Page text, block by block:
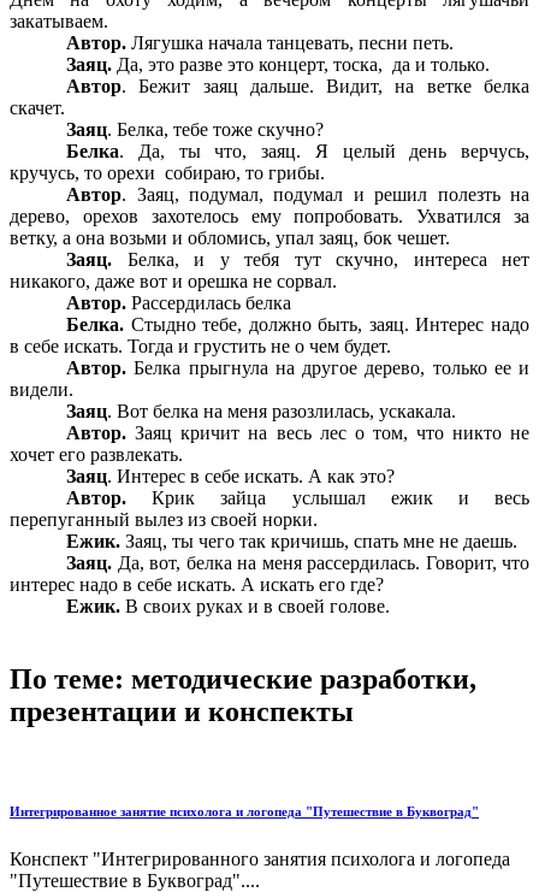
закатываем.
Автор. Лягушка начала танцевать, песни петь.
Заяц. Да, это разве это концерт, тоска, да и только.
Автор. Бежит заяц дальше. Видит, на ветке белка
скачет.
Заяц. Белка, тебе тоже скучно?
Белка. Да, ты что, заяц. Я целый день верчусь,
кручусь, то орехи собираю, то грибы.
Автор. Заяц, подумал, подумал и решил полезть на
дерево, орехов захотелось ему попробовать. Ухватился за
ветку, а она возьми и обломись, упал заяц, бок чешет.
Заяц. Белка, и у тебя тут скучно, интереса нет
никакого, даже вот и орешка не сорвал.
Автор. Рассердилась белка
Белка. Стыдно тебе, должно быть, заяц. Интерес надо
в себе искать. Тогда и грустить не о чем будет.
Автор. Белка прыгнула на другое дерево, только ее и
видели.
Заяц. Вот белка на меня разозлилась, ускакала.
Автор. Заяц кричит на весь лес о том, что никто не
хочет его развлекать.
Заяц. Интерес в себе искать. А как это?
Автор. Крик зайца услышал ежик и весь
перепуганный вылез из своей норки.
Ежик. Заяц, ты чего так кричишь, спать мне не даешь.
Заяц. Да, вот, белка на меня рассердилась. Говорит, что
интерес надо в себе искать. А искать его где?
Ежик. В своих руках и в своей голове.
По теме: методические разработки,
презентации и конспекты
Интегрированное занятие психолога и логопеда "Путешествие в Буквоград"
Конспект "Интегрированного занятия психолога и логопеда
"Путешествие в Буквоград"....